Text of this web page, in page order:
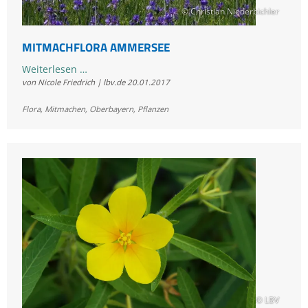
© Christian Niederbichler
MITMACHFLORA AMMERSEE
Weiterlesen …Mitmachflora
Ammersee
von Nicole Friedrich | lbv.de 20.01.2017
Flora, Mitmachen, Oberbayern, Pflanzen
© LBV